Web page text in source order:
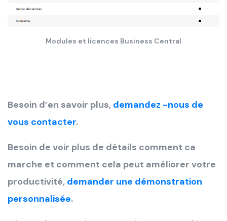
Modules et licences Business Central
Besoin d’en savoir plus, demandez -nous de
vous contacter.
Besoin de voir plus de détails comment ca
marche et comment cela peut améliorer votre
productivité, demander une démonstration
personnalisée.